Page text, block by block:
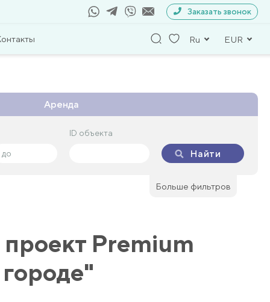
Заказать звонок
Ru EUR
Аренда
ID объекта
Найти
Больше фильтров
ID объекта
Найти
Premium